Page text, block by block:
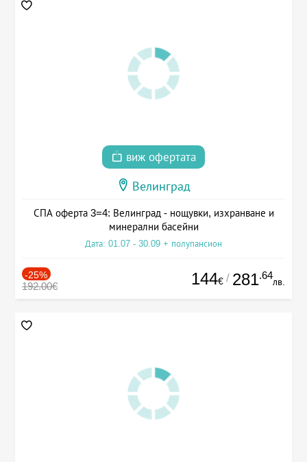
виж офертата
Велинград
СПА оферта 3=4: Велинград - нощувки, изхранване и
минерални басейни
Дата: 01.07 - 30.09 + полупансион
-25%
192.00€ 144€ / 281.64
лв.